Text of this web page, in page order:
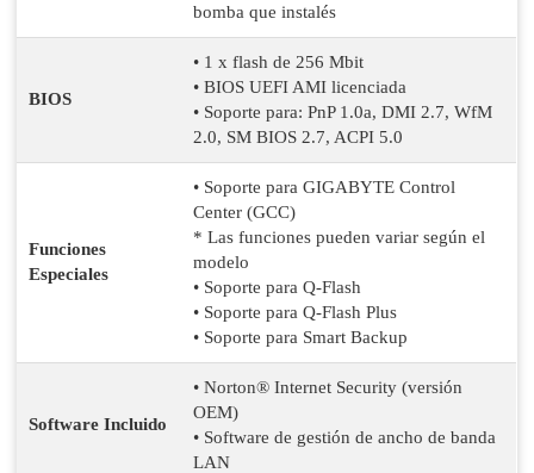
bomba que instalés
BIOS
• 1 x flash de 256 Mbit
• BIOS UEFI AMI licenciada
• Soporte para: PnP 1.0a, DMI 2.7, WfM
2.0, SM BIOS 2.7, ACPI 5.0
Funciones
Especiales
• Soporte para GIGABYTE Control
Center (GCC)
* Las funciones pueden variar según el
modelo
• Soporte para Q-Flash
• Soporte para Q-Flash Plus
• Soporte para Smart Backup
Software Incluido
• Norton® Internet Security (versión
OEM)
• Software de gestión de ancho de banda
LAN